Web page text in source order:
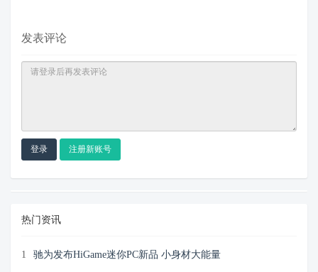
发表评论
登录 注册新账号
热门资讯
1 驰为发布HiGame迷你PC新品 小身材大能量